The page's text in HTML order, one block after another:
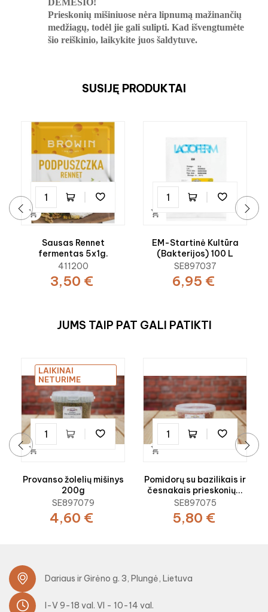
Prieskonių mišiniuose nėra lipnumą mažinančių
medžiagų, todėl jie gali sulipti. Kad išvengtumėte
šio reiškinio, laikykite juos šaldytuve.
SUSIJĘ PRODUKTAI

Sausas Rennet
fermentas 5x1g.
411200
3,50 €

EM-Startinė Kultūra
(Bakterijos) 100 L
SE897037
6,95 €
JUMS TAIP PAT GALI PATIKTI

LAIKINAI
NETURIME
Provanso žolelių mišinys
200g
SE897079
4,60 €

Pomidorų su bazilikais ir
česnakais prieskonių...
SE897075
5,80 €
Dariaus ir Girėno g. 3, Plungė, Lietuva
I-V 9-18 val. VI - 10-14 val.